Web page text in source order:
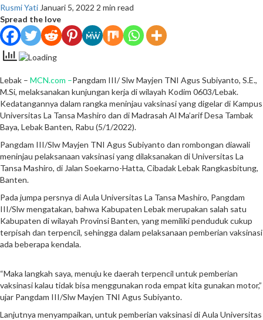
Rusmi Yati Januari 5, 2022 2 min read
Spread the love
Lebak – MCN.com –Pangdam III/ Slw Mayjen TNI Agus Subiyanto, S.E.,
M.Si, melaksanakan kunjungan kerja di wilayah Kodim 0603/Lebak.
Kedatangannya dalam rangka meninjau vaksinasi yang digelar di Kampus
Universitas La Tansa Mashiro dan di Madrasah Al Ma’arif Desa Tambak
Baya, Lebak Banten, Rabu (5/1/2022).
Pangdam III/Slw Mayjen TNI Agus Subiyanto dan rombongan diawali
meninjau pelaksanaan vaksinasi yang dilaksanakan di Universitas La
Tansa Mashiro, di Jalan Soekarno-Hatta, Cibadak Lebak Rangkasbitung,
Banten.
Pada jumpa persnya di Aula Universitas La Tansa Mashiro, Pangdam
III/Slw mengatakan, bahwa Kabupaten Lebak merupakan salah satu
Kabupaten di wilayah Provinsi Banten, yang memiliki penduduk cukup
terpisah dan terpencil, sehingga dalam pelaksanaan pemberian vaksinasi
ada beberapa kendala.
“Maka langkah saya, menuju ke daerah terpencil untuk pemberian
vaksinasi kalau tidak bisa menggunakan roda empat kita gunakan motor,”
ujar Pangdam III/Slw Mayjen TNI Agus Subiyanto.
Lanjutnya menyampaikan, untuk pemberian vaksinasi di Aula Universitas